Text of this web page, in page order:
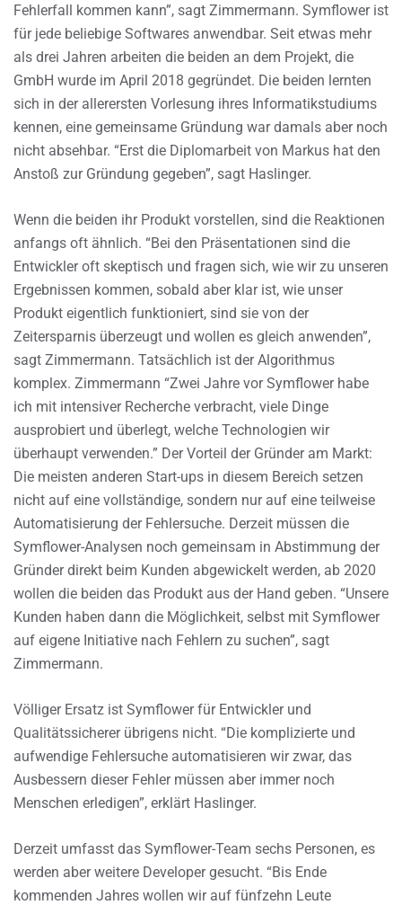
Fehlerfall kommen kann”, sagt Zimmermann. Symflower ist
für jede beliebige Softwares anwendbar. Seit etwas mehr
als drei Jahren arbeiten die beiden an dem Projekt, die
GmbH wurde im April 2018 gegründet. Die beiden lernten
sich in der allerersten Vorlesung ihres Informatikstudiums
kennen, eine gemeinsame Gründung war damals aber noch
nicht absehbar. “Erst die Diplomarbeit von Markus hat den
Anstoß zur Gründung gegeben”, sagt Haslinger.
Wenn die beiden ihr Produkt vorstellen, sind die Reaktionen
anfangs oft ähnlich. “Bei den Präsentationen sind die
Entwickler oft skeptisch und fragen sich, wie wir zu unseren
Ergebnissen kommen, sobald aber klar ist, wie unser
Produkt eigentlich funktioniert, sind sie von der
Zeitersparnis überzeugt und wollen es gleich anwenden”,
sagt Zimmermann. Tatsächlich ist der Algorithmus
komplex. Zimmermann “Zwei Jahre vor Symflower habe
ich mit intensiver Recherche verbracht, viele Dinge
ausprobiert und überlegt, welche Technologien wir
überhaupt verwenden.” Der Vorteil der Gründer am Markt:
Die meisten anderen Start-ups in diesem Bereich setzen
nicht auf eine vollständige, sondern nur auf eine teilweise
Automatisierung der Fehlersuche. Derzeit müssen die
Symflower-Analysen noch gemeinsam in Abstimmung der
Gründer direkt beim Kunden abgewickelt werden, ab 2020
wollen die beiden das Produkt aus der Hand geben. “Unsere
Kunden haben dann die Möglichkeit, selbst mit Symflower
auf eigene Initiative nach Fehlern zu suchen”, sagt
Zimmermann.
Völliger Ersatz ist Symflower für Entwickler und
Qualitätssicherer übrigens nicht. “Die komplizierte und
aufwendige Fehlersuche automatisieren wir zwar, das
Ausbessern dieser Fehler müssen aber immer noch
Menschen erledigen”, erklärt Haslinger.
Derzeit umfasst das Symflower-Team sechs Personen, es
werden aber weitere Developer gesucht. “Bis Ende
kommenden Jahres wollen wir auf fünfzehn Leute